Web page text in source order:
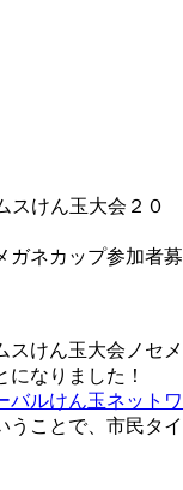
スけん玉大会２０
ネカップ参加者募
スけん玉大会ノセメ
なりました！
バルけん玉ネットワ
うことで、市民タイ